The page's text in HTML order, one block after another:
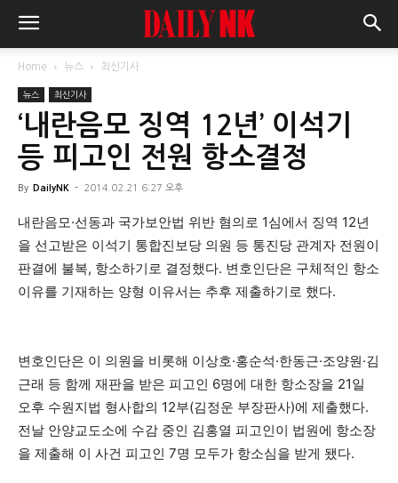
Home 뉴스 최신기사
뉴스 최신기사
‘내란음모 징역 12년’ 이석기
등 피고인 전원 항소결정
By DailyNK - 2014.02.21 6:27 오후
내란음모·선동과 국가보안법 위반 혐의로 1심에서 징역 12년
을 선고받은 이석기 통합진보당 의원 등 통진당 관계자 전원이
판결에 불복, 항소하기로 결정했다. 변호인단은 구체적인 항소
이유를 기재하는 양형 이유서는 추후 제출하기로 했다.
변호인단은 이 의원을 비롯해 이상호·홍순석·한동근·조양원·김
근래 등 함께 재판을 받은 피고인 6명에 대한 항소장을 21일
오후 수원지법 형사합의 12부(김정운 부장판사)에 제출했다.
전날 안양교도소에 수감 중인 김홍열 피고인이 법원에 항소장
을 제출해 이 사건 피고인 7명 모두가 항소심을 받게 됐다.